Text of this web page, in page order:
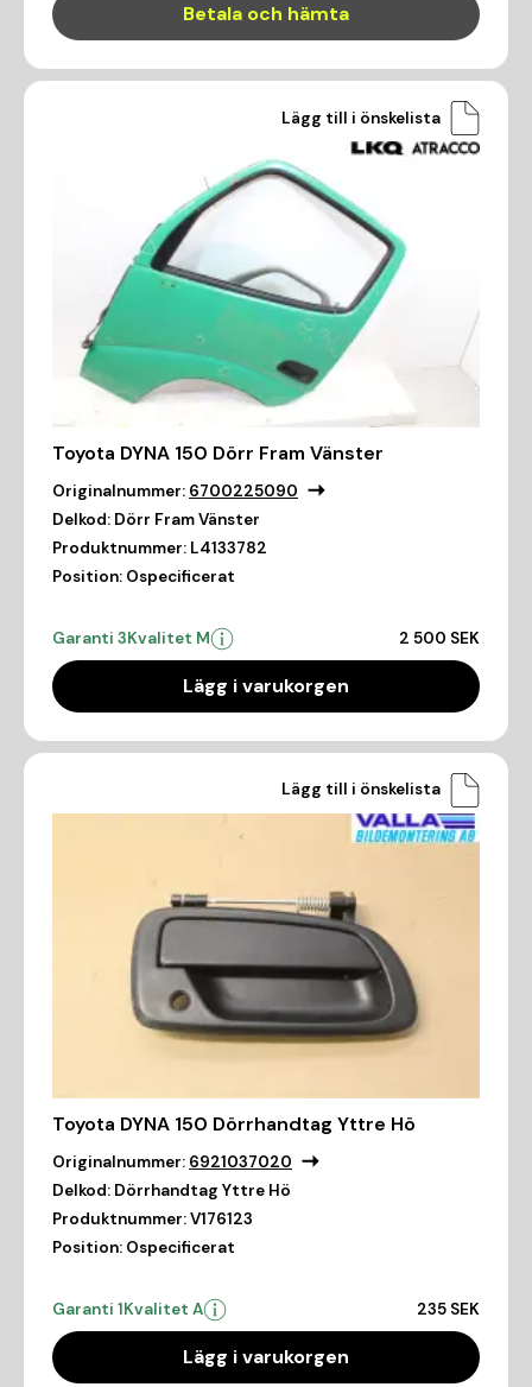
Betala och hämta
Lägg till i önskelista
Toyota DYNA 150 Dörr Fram Vänster
Originalnummer: 6700225090
Delkod: Dörr Fram Vänster
Produktnummer: L4133782
Position: Ospecificerat
Garanti 3Kvalitet M 2 500 SEK
Lägg i varukorgen
Lägg till i önskelista
Toyota DYNA 150 Dörrhandtag Yttre Hö
Originalnummer: 6921037020
Delkod: Dörrhandtag Yttre Hö
Produktnummer:V176123
Position: Ospecificerat
Garanti 1Kvalitet A 235 SEK
Lägg i varukorgen